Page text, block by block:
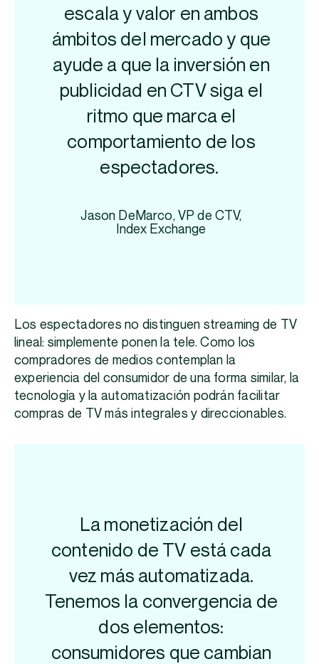
escala y valor en ambos
ámbitos del mercado y que
ayude a que la inversión en
publicidad en CTV siga el
ritmo que marca el
comportamiento de los
espectadores.
Jason DeMarco, VP de CTV,
Index Exchange
Los espectadores no distinguen streaming de TV
lineal: simplemente ponen la tele. Como los
compradores de medios contemplan la
experiencia del consumidor de una forma similar, la
tecnología y la automatización podrán facilitar
compras de TV más integrales y direccionables.
La monetización del
contenido de TV está cada
vez más automatizada.
Tenemos la convergencia de
dos elementos:
consumidores que cambian